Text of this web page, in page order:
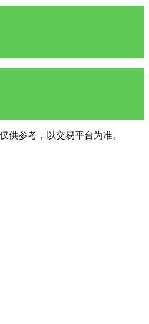
供参考，以交易平台为准。